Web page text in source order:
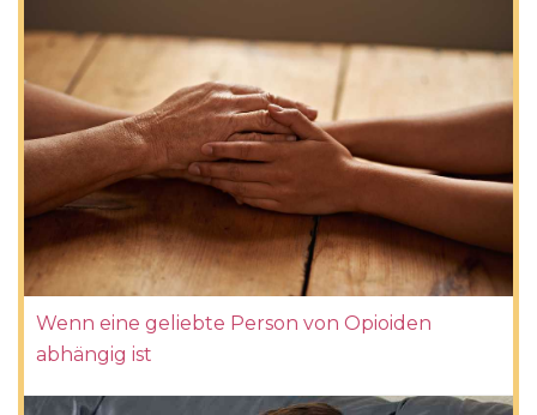
Wenn eine geliebte Person von Opioiden
abhängig ist